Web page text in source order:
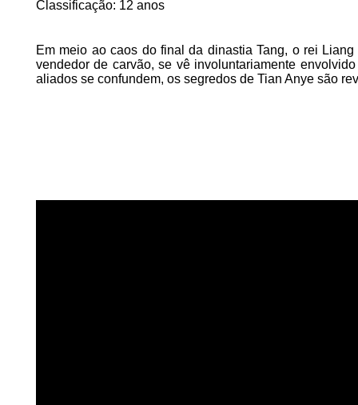
Classificação: 12 anos
Em meio ao caos do final da dinastia Tang, o rei
vendedor de carvão, se vê involuntariamente
aliados se confundem, os segredos de Tian Anye são